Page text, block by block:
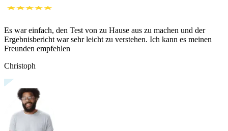
Es war einfach, den Test von zu Hause aus zu machen und der
Ergebnisbericht war sehr leicht zu verstehen. Ich kann es meinen
Freunden empfehlen
Christoph